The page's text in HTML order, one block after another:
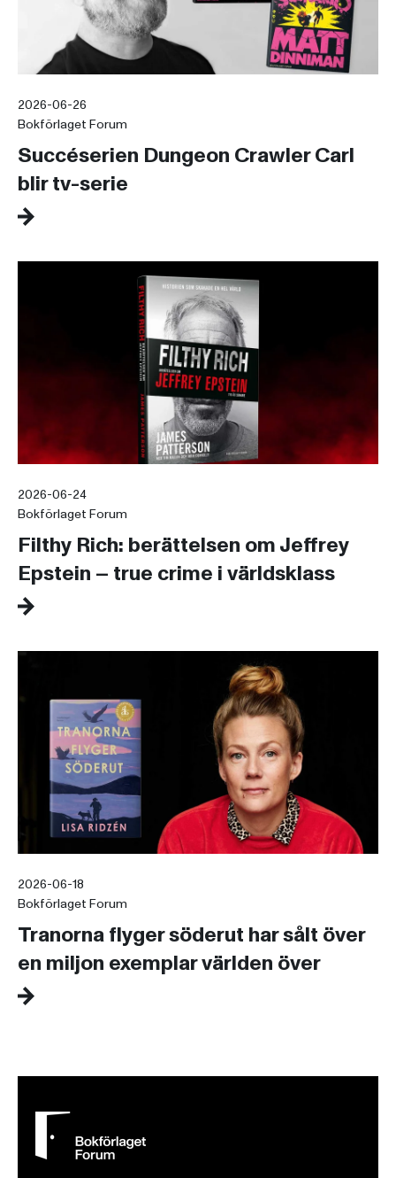
2026-06-26
Bokförlaget Forum
Succéserien Dungeon Crawler Carl
blir tv-serie
2026-06-24
Bokförlaget Forum
Filthy Rich: berättelsen om Jeffrey
Epstein – true crime i världsklass
2026-06-18
Bokförlaget Forum
Tranorna flyger söderut har sålt över
en miljon exemplar världen över